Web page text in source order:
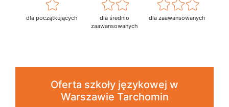
dla początkujących
dla średnio
zaawansowanych
dla zaawansowanych
Oferta szkoły językowej w
Warszawie Tarchomin